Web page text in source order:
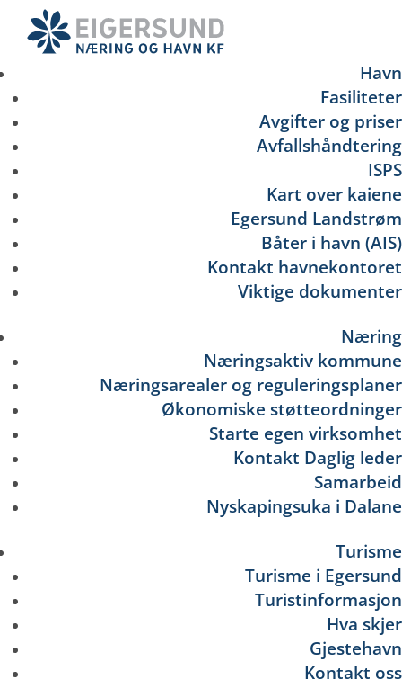
hovedinnhold
Havn
Fasiliteter
Avgifter og priser
Avfallshåndtering
ISPS
Kart over kaiene
Egersund Landstrøm
Båter i havn (AIS)
Kontakt havnekontoret
Viktige dokumenter
Næring
Næringsaktiv kommune
Næringsarealer og reguleringsplaner
Økonomiske støtteordninger
Starte egen virksomhet
Kontakt Daglig leder
Samarbeid
Nyskapingsuka i Dalane
Turisme
Turisme i Egersund
Turistinformasjon
Hva skjer
Gjestehavn
Kontakt oss